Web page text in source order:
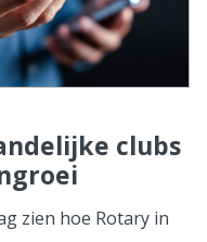
clubs
zien hoe Rotary in